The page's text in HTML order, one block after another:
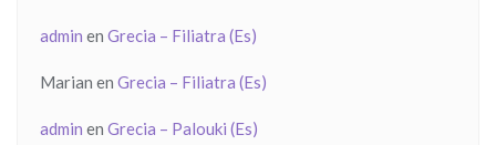
admin en Grecia – Filiatra (Es)
Marian en Grecia – Filiatra (Es)
admin en Grecia – Palouki (Es)